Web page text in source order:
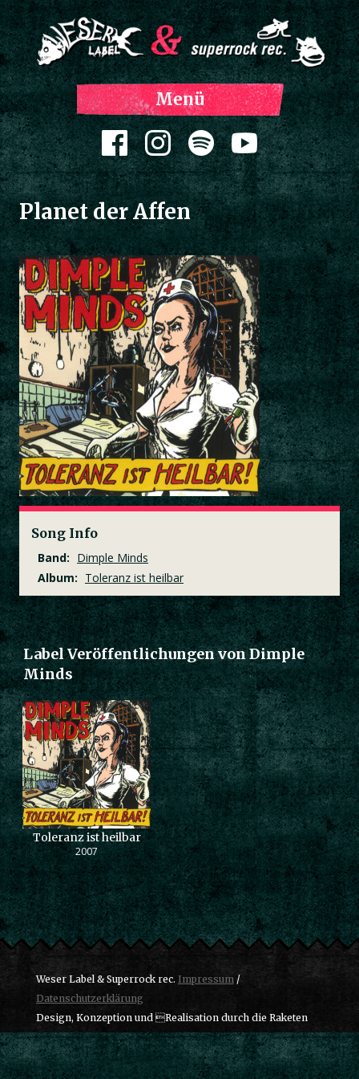
Menü
Zum Inhalt springen
Planet der Affen
Song Info
Band: Dimple Minds
Album: Toleranz ist heilbar
Label Veröffentlichungen von Dimple
Minds
Toleranz ist heilbar
2007
Weser Label & Superrock rec. Impressum/
Datenschutzerklärung
Design, Konzeption und Realisation durch die Raketen